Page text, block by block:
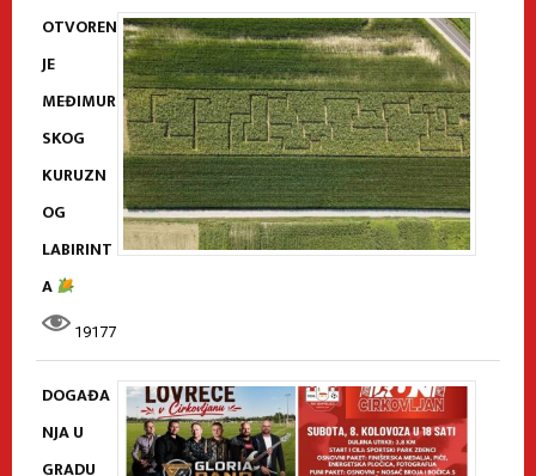
OTVOREN
JE
MEĐIMUR
SKOG
KURUZN
OG
LABIRINT
A
19177
DOGAĐA
NJA U
GRADU